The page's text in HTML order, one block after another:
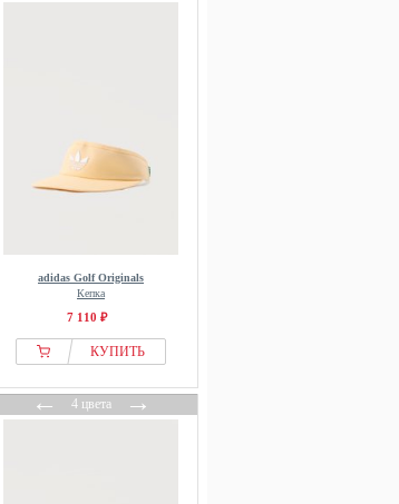
adidas Golf Originals
Кепка
7 110 ₽
КУПИТЬ
←4 цвета→